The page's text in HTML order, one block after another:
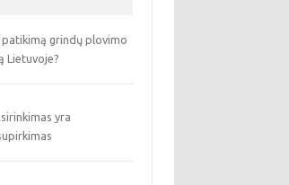
grindų plovimo
Lietuvoje?
yra